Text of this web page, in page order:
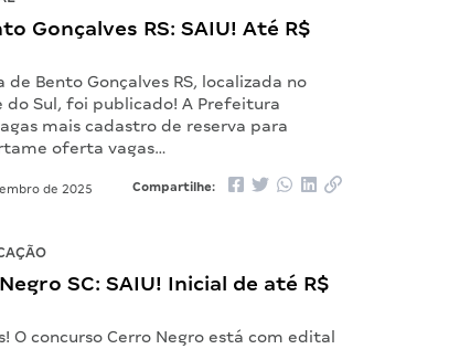
Gonçalves RS: SAIU! Até R$
Bento Gonçalves RS, localizada no
do Sul, foi publicado! A Prefeitura
mais cadastro de reserva para
oferta vagas…
de 2025 Compartilhe:
SC: SAIU! Inicial de até R$
O concurso Cerro Negro está com edital